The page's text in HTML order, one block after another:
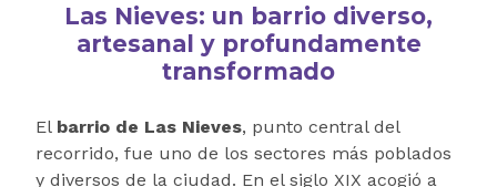
Las Nieves: un barrio diverso,
artesanal y profundamente
transformado
El barrio de Las Nieves, punto central del
recorrido, fue uno de los sectores más poblados
y diversos de la ciudad. En el siglo XIX acogió a